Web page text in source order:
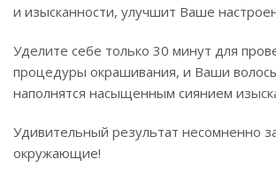
и изысканности, улучшит Ваше
Уделите себе только 30 минут для
процедуры окрашивания, и Ваши
наполнятся насыщенным сиянием
Удивительный результат несомненно
окружающие!